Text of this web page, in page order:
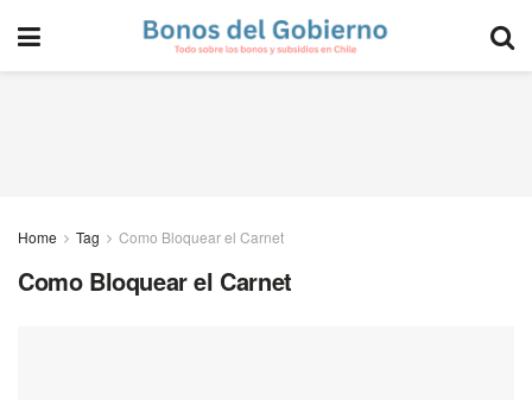
Home Tag Como Bloquear el Carnet
Como Bloquear el Carnet